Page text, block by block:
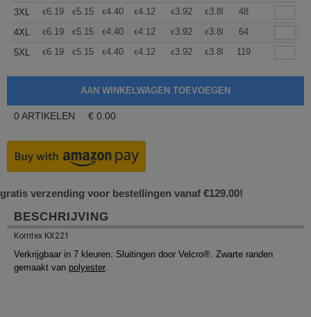
3XL
€6.19 €5.15 €4.40 €4.12 €3.92 €3.88 +
48
4XL
€6.19 €5.15 €4.40 €4.12 €3.92 €3.88 +
64
5XL
€6.19 €5.15 €4.40 €4.12 €3.92 €3.88 +
119
0 ARTIKELEN € 0.00
gratis verzending voor bestellingen vanaf €129.00!
BESCHRIJVING
Korntex KX221
Verkrijgbaar in 7 kleuren. Sluitingen door Velcro®. Zwarte randen
gemaakt van polyester.